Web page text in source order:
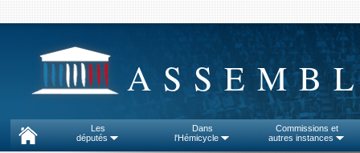
Les
députés
Dans
l'Hémicycle
Commissions et
autres instances